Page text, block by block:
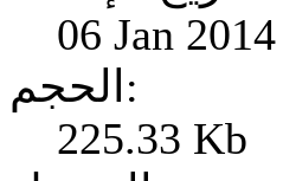
06 Jan 2014
الحجم:
225.33 Kb